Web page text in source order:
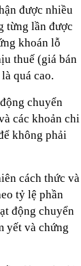
được nhiều
từng lần được
khoán lỗ
thuế (giá bán
quá cao.
chuyển
các khoản chi
không phải
cách thức và
tỷ lệ phần
động chuyển
yết và chứng